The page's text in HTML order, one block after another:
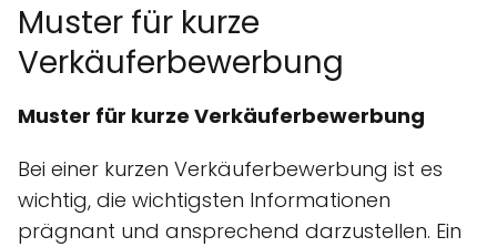
Muster für kurze
Verkäuferbewerbung
Muster für kurze Verkäuferbewerbung
Bei einer kurzen Verkäuferbewerbung ist es
wichtig, die wichtigsten Informationen
prägnant und ansprechend darzustellen. Ein